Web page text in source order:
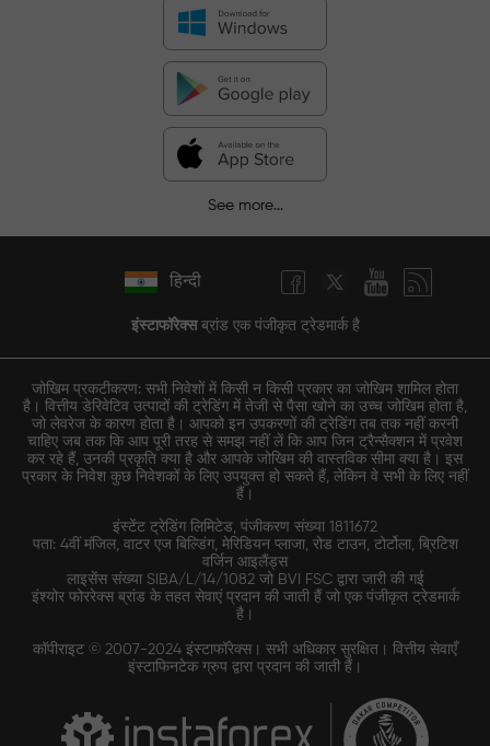
See more...
हिन्दी
इंस्टाफॉरेक्सब्रांड एक पंजीकृत ट्रेडमार्क है
जोखिम प्रकटीकरण: सभी निवेशों में किसी न किसी प्रकार का जोखिम शामिल होता
है। वित्तीय डेरिवेटिव उत्पादों की ट्रेडिंग में तेजी से पैसा खोने का उच्च जोखिम होता है,
जो लेवरेज के कारण होता है। आपको इन उपकरणों की ट्रेडिंग तब तक नहीं करनी
चाहिए जब तक कि आप पूरी तरह से समझ नहीं लें कि आप जिन ट्रैन्सैक्शन में प्रवेश
कर रहे हैं, उनकी प्रकृति क्या है और आपके जोखिम की वास्तविक सीमा क्या है। इस
प्रकार के निवेश कुछ निवेशकों के लिए उपयुक्त हो सकते हैं, लेकिन वे सभी के लिए नहीं
हैं।
इंस्टेंट ट्रेडिंग लिमिटेड, पंजीकरण संख्या 1811672
पता: 4वीं मंजिल, वाटर एज बिल्डिंग, मेरिडियन प्लाजा, रोड टाउन, टोर्टोला, ब्रिटिश
वर्जिन आइलैंड्स
लाइसेंस संख्या SIBA/L/14/1082 जो BVI FSC द्वारा जारी की गई
इंश्योर फोररेक्स ब्रांड के तहत सेवाएं प्रदान की जाती हैं जो एक पंजीकृत ट्रेडमार्क
है।
कॉपीराइट © 2007-2024 इंस्टाफॉरेक्स। सभी अधिकार सुरक्षित। वित्तीय सेवाएँ
इंस्टाफिनटेक ग्रुप द्वारा प्रदान की जाती हैं।